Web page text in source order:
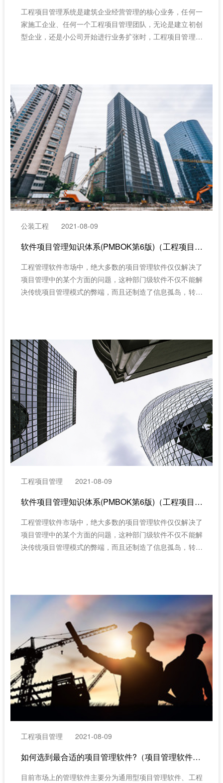
工程项目管理系统是建筑企业经营管理的核心业务，任何一
家施工企业、任何一个工程项目管理团队，无论是建立初创
型企业，还是小公司开始进行业务扩张时，工程项目管理都
公装工程 2021-08-09
​软件项目管理知识体系(PMBOK第6版)（工程项目成本管理）
工程管理软件市场中，绝大多数的项目管理软件仅仅解决了
项目管理中的某个方面的问题，这种部门级软件不仅不能解
决传统项目管理模式的弊端，而且还制造了信息孤岛，转移
工程项目管理 2021-08-09
​软件项目管理知识体系(PMBOK第6版)（工程项目成本管理）
工程管理软件市场中，绝大多数的项目管理软件仅仅解决了
项目管理中的某个方面的问题，这种部门级软件不仅不能解
决传统项目管理模式的弊端，而且还制造了信息孤岛，转移
工程项目管理 2021-08-09
如何选到最合适的项目管理软件?（项目管理软件哪个好）
目前市场上的管理软件主要分为通用型项目管理软件、工程
红圈工程项目管理